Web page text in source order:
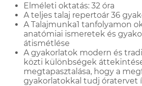
Elméleti oktatás: 32 óra
A teljes talaj repertoár 36
A Talajmunka1 tanfolyamon
anatómiai ismeretek és
átismétlése
A gyakorlatok modern és
közti különbségek
megtapasztalása, hogy a
gyakorlatokkal tudj óratervet